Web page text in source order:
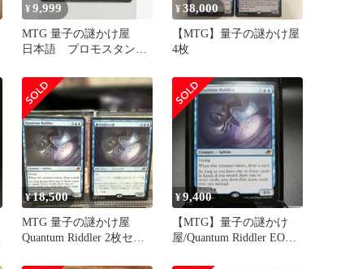
¥9,999
MTG 量子の謎かけ屋
日本語 プロモスタン
¥38,000
【MTG】量子の謎かけ屋
4枚
¥18,500
MTG 量子の謎かけ屋
Quantum Riddler 2枚セッ
¥9,400
【MTG】量子の謎かけ
屋/Quantum Riddler EOE